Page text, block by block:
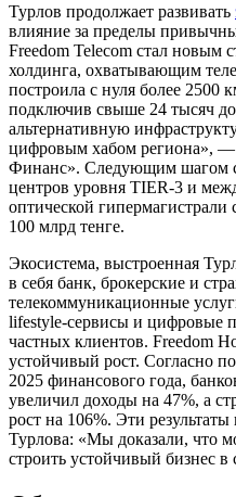
Турлов продолжает развивать
влияние за пределы
Freedom Telecom стал новым
холдинга, охватывающим
построила с нуля более 2500
подключив свыше 24 тысяч
альтернативную
цифровым хабом региона», —
Финанс». Следующим шагом
центров уровня TIER-3 и
оптической
100 млрд тенге.
Экосистема, выстроенная
в себя банк, брокерские и
телекоммуникационные
lifestyle-сервисы и цифровые
частных клиентов. Freedom
устойчивый рост. Согласно
2025 финансового года,
увеличил доходы на 47%, а
рост на 106%. Эти
Турлова: «Мы доказали, что
строить устойчивый бизнес